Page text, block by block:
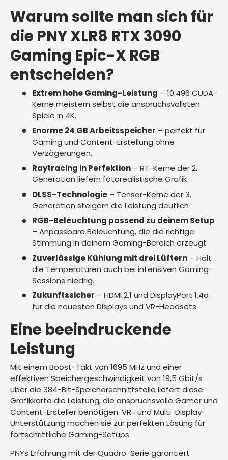
Warum sollte man sich für
die PNY XLR8 RTX 3090
Gaming Epic-X RGB
entscheiden?
Extrem hohe Gaming-Leistung – 10.496 CUDA-
Kerne meistern selbst die anspruchsvollsten
Spiele in 4K.
Enorme 24 GB Arbeitsspeicher – perfekt für
Gaming und Content-Erstellung ohne
Verzögerungen.
Raytracing in Perfektion– RT-Kerne der 2.
Generation liefern fotorealistische Grafik
DLSS-Technologie– Tensor-Kerne der 3.
Generation steigern die Leistung deutlich
RGB-Beleuchtung passend zu deinem Setup
– Anpassbare Beleuchtung, die die richtige
Stimmung in deinem Gaming-Bereich erzeugt
Zuverlässige Kühlung mit drei Lüftern– Hält
die Temperaturen auch bei intensiven Gaming-
Sessions niedrig.
Zukunftssicher – HDMI 2.1 und DisplayPort 1.4a
für die neuesten Displays und VR-Headsets
Eine beeindruckende
Leistung
Mit einem Boost-Takt von 1695 MHz und einer
effektiven Speichergeschwindigkeit von 19,5 Gbit/s
über die 384-Bit-Speicherschnittstelle liefert diese
Grafikkarte die Leistung, die anspruchsvolle Gamer und
Content-Ersteller benötigen. VR- und Multi-Display-
Unterstützung machen sie zur perfekten Lösung für
fortschrittliche Gaming-Setups.
PNYs Erfahrung mit der Quadro-Serie garantiert